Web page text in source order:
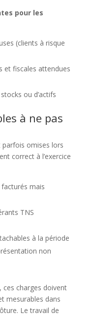
pour les
(clients à risque
et fiscales attendues
ou d’actifs
à ne pas
parfois omises lors
correct à l’exercice
mais
TNS
à la période
non
ces charges doivent
mesurables dans
Le travail de